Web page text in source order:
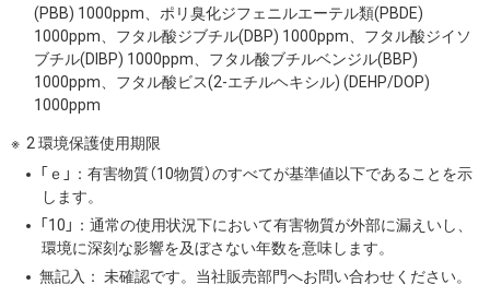
(PBB) 1000ppm、ポリ臭化ジフェニルエーテル類(PBDE)
1000ppm、フタル酸ジブチル(DBP) 1000ppm、フタル酸ジイソ
ブチル(DIBP) 1000ppm、フタル酸ブチルベンジル(BBP)
1000ppm、フタル酸ビス(2-エチルヘキシル) (DEHP/DOP)
1000ppm
2 環境保護使用期限
「ｅ」：有害物質（10物質）のすべてが基準値以下であることを示
します。
「10」：通常の使用状況下において有害物質が外部に漏えいし、
環境に深刻な影響を及ぼさない年数を意味します。
無記入： 未確認です。当社販売部門へお問い合わせください。